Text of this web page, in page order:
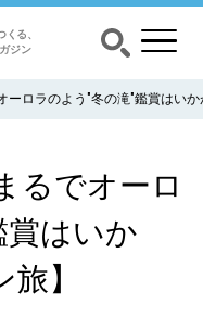
る、
ジン
ーロラのよう"冬の滝"鑑賞はい
るでオーロ
賞はいか
】